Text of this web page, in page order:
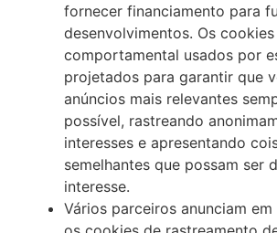
fornecer financiamento para
desenvolvimentos. Os
comportamental usados ​​por
projetados para garantir que
anúncios mais relevantes
possível, rastreando
interesses e apresentando
semelhantes que possam ser
interesse.
Vários parceiros anunciam